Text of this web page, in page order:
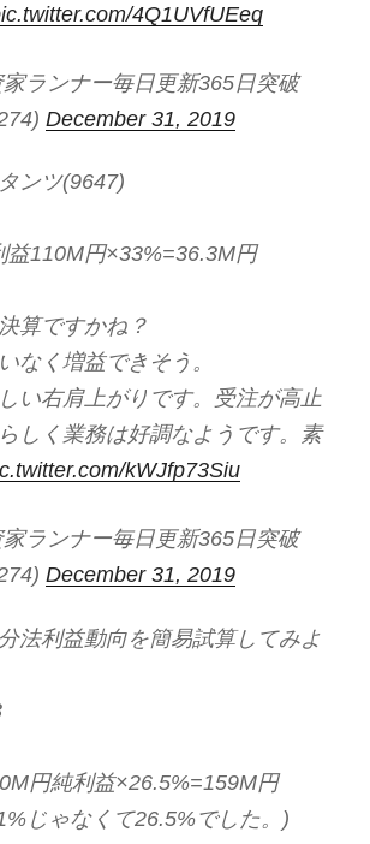
4Q1UVfUEeq
ランナー毎日更新365日突破
December 31, 2019
ンツ(9647)
益110M円×33%=36.3M円
算ですかね？
なく増益できそう。
い右肩上がりです。受注が高止
しく業務は好調なようです。素
kWJfp73Siu
ランナー毎日更新365日突破
December 31, 2019
法利益動向を簡易試算してみよ
円純利益×26.5%=159M円
じゃなくて26.5%でした。)